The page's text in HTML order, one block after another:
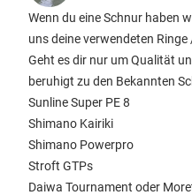
Wenn du eine Schnur haben
uns deine verwendeten
Geht es dir nur um Qualität
beruhigt zu den Bekannten
Sunline Super PE 8
Shimano Kairiki
Shimano Powerpro
Stroft GTPs
Daiwa Tournament oder